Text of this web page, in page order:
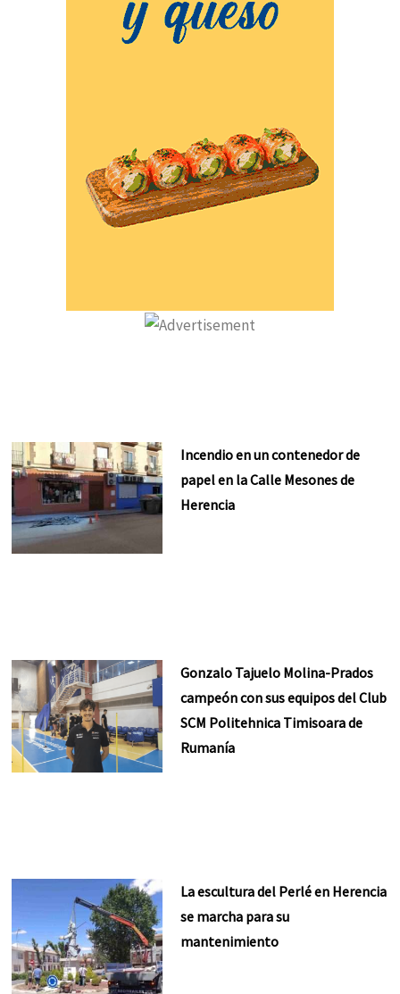
Incendio en un contenedor de
papel en la Calle Mesones de
Herencia
Gonzalo Tajuelo Molina-Prados
campeón con sus equipos del Club
SCM Politehnica Timisoara de
Rumanía
La escultura del Perlé en Herencia
se marcha para su
mantenimiento